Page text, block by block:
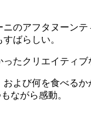
のアフタヌーン
ばらしい。
たクリエイティ
よび何を食べる
ながら感動。